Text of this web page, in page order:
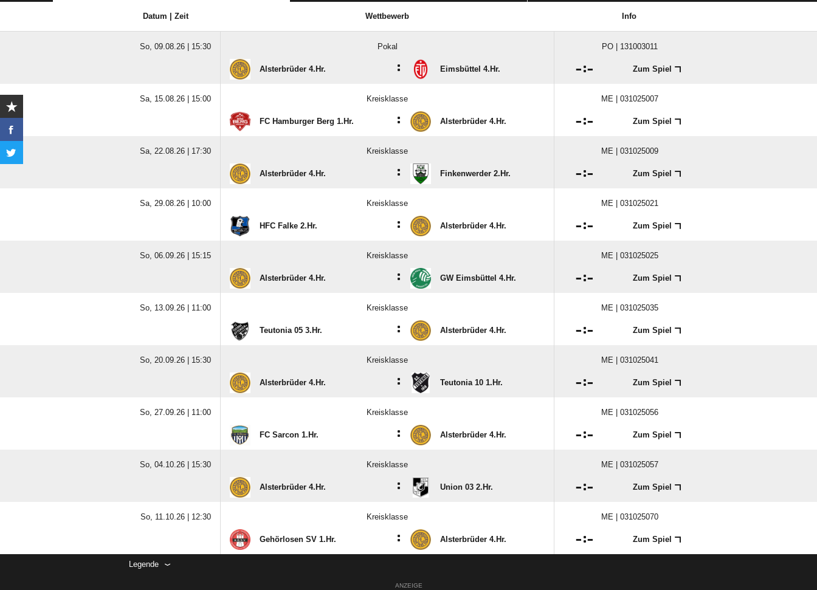
Datum | Zeit Wettbewerb Info
So, 09.08.26 | 15:30 Pokal PO | 131003011
Alsterbrüder 4.Hr. : Eimsbüttel 4.Hr. : Zum Spiel
Sa, 15.08.26 | 15:00 Kreisklasse ME | 031025007
FC Hamburger Berg 1.Hr. : Alsterbrüder 4.Hr. : Zum Spiel
Sa, 22.08.26 | 17:30 Kreisklasse ME | 031025009
Alsterbrüder 4.Hr. : Finkenwerder 2.Hr. : Zum Spiel
Sa, 29.08.26 | 10:00 Kreisklasse ME | 031025021
HFC Falke 2.Hr. : Alsterbrüder 4.Hr. : Zum Spiel
So, 06.09.26 | 15:15 Kreisklasse ME | 031025025
Alsterbrüder 4.Hr. : GW Eimsbüttel 4.Hr. : Zum Spiel
So, 13.09.26 | 11:00 Kreisklasse ME | 031025035
Teutonia 05 3.Hr. : Alsterbrüder 4.Hr. : Zum Spiel
So, 20.09.26 | 15:30 Kreisklasse ME | 031025041
Alsterbrüder 4.Hr. : Teutonia 10 1.Hr. : Zum Spiel
So, 27.09.26 | 11:00 Kreisklasse ME | 031025056
FC Sarcon 1.Hr. : Alsterbrüder 4.Hr. : Zum Spiel
So, 04.10.26 | 15:30 Kreisklasse ME | 031025057
Alsterbrüder 4.Hr. : Union 03 2.Hr. : Zum Spiel
So, 11.10.26 | 12:30 Kreisklasse ME | 031025070
Gehörlosen SV 1.Hr. : Alsterbrüder 4.Hr. : Zum Spiel
Legende
ANZEIGE